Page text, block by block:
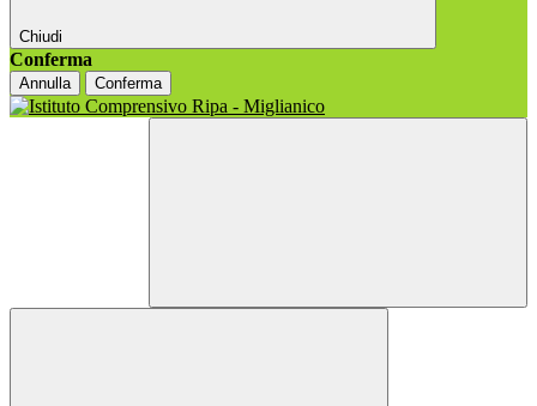
Chiudi
Conferma
Annulla Conferma